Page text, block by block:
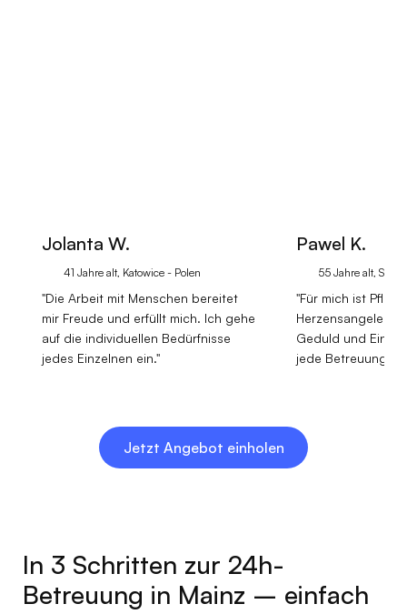
Jolanta W.
41 Jahre alt, Katowice - Polen
"Die Arbeit mit Menschen bereitet
mir Freude und erfüllt mich. Ich gehe
auf die individuellen Bedürfnisse
jedes Einzelnen ein."
Pawel K.
55 Jahre alt,
"Für mich ist
Geduld und
jede
Jetzt Angebot einholen
In 3 Schritten zur 24h-
Betreuung in Mainz – einfach